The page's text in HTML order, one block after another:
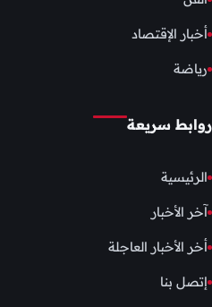
أخبار الإقتصاد
رياضة
روابط سريعة
الرئيسية
آخر الأخبار
أخر الأخبار العاجلة
إتصل بنا